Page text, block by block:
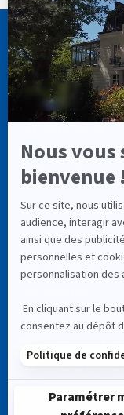
CASSIOPÉE
info@cassiopee-
LIENS UTILES
À Propos
RNCP